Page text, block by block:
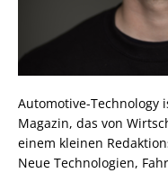
Automotive-Technology
Magazin, das von
einem kleinen
Neue Technologien,